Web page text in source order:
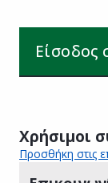
Είσοδος
Χρήσιμοι
Προσθήκη στις